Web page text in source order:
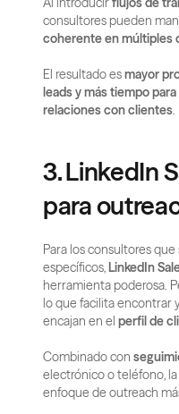
coherente en múltiples
El resultado es mayor
leads y más tiempo
relaciones con clientes.
3. LinkedIn
para
Para los consultores
específicos, LinkedIn
herramienta poderosa.
lo que facilita encontrar
encajan en el perfil de
Combinado con
electrónico o teléfono,
enfoque de outreach